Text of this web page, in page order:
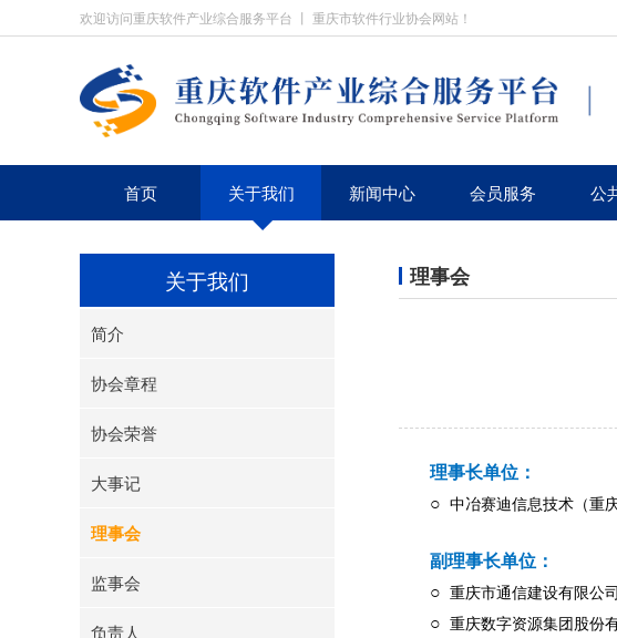
欢迎访问重庆软件产业综合服务平台 丨 重庆市软件行业协会网站！
首页 关于我们 新闻中心 会员服务 公
关于我们
简介
协会章程
协会荣誉
大事记
理事会
监事会
负责人
理事会
理事长单位：
○ 中冶赛迪信息技术（重
副理事长单位：
○ 重庆市通信建设有限公司
○ 重庆数字资源集团股份